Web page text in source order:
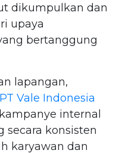
dikumpulkan dan
upaya
bertanggung
lapangan,
PT Vale Indonesia
internal
secara konsisten
karyawan dan